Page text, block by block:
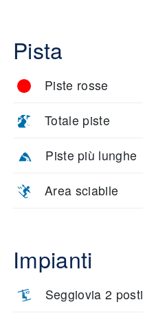
Pista
Piste rosse
Totale piste
Piste più lunghe
Area sciabile
Impianti
Seggiovia 2 posti